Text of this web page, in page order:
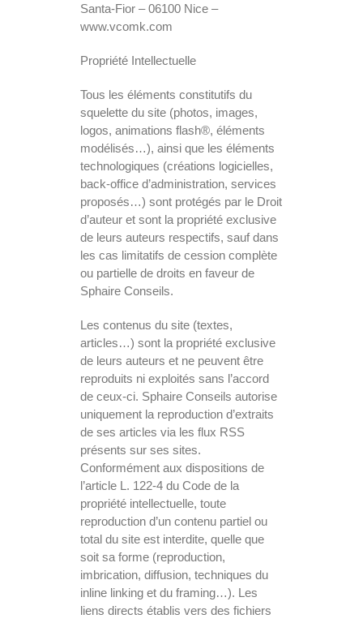
Santa-Fior – 06100 Nice –
www.vcomk.com
Propriété Intellectuelle
Tous les éléments constitutifs du
squelette du site (photos, images,
logos, animations flash®, éléments
modélisés…), ainsi que les éléments
technologiques (créations logicielles,
back-office d’administration, services
proposés…) sont protégés par le Droit
d’auteur et sont la propriété exclusive
de leurs auteurs respectifs, sauf dans
les cas limitatifs de cession complète
ou partielle de droits en faveur de
Sphaire Conseils.
Les contenus du site (textes,
articles…) sont la propriété exclusive
de leurs auteurs et ne peuvent être
reproduits ni exploités sans l’accord
de ceux-ci. Sphaire Conseils autorise
uniquement la reproduction d’extraits
de ses articles via les flux RSS
présents sur ses sites.
Conformément aux dispositions de
l’article L. 122-4 du Code de la
propriété intellectuelle, toute
reproduction d’un contenu partiel ou
total du site est interdite, quelle que
soit sa forme (reproduction,
imbrication, diffusion, techniques du
inline linking et du framing…). Les
liens directs établis vers des fichiers